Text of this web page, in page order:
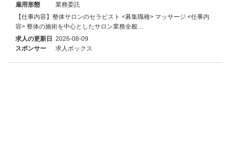
雇用形態
業務委託
【仕事内容】整体サロンのセラピスト <募集職種> マッサージ <仕事内
容> 整体の施術を中心としたサロン業務全般…
求人の更新日 2026-08-09
スポンサー
求人ボックス